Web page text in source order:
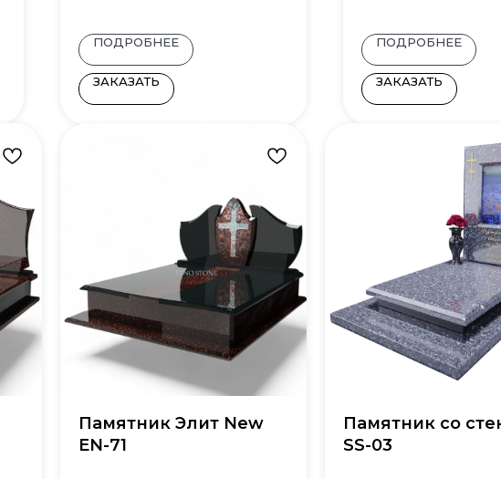
ПОДРОБНЕЕ
ЗАКАЗАТЬ
ПОДРОБНЕЕ
ЗАКАЗАТЬ
Памятник Элит New
EN-71
Памятник со
SS-03